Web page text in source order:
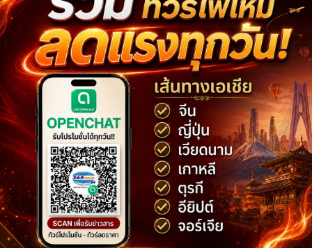
สายการบิน
ตั้งแต่วันที่
ถึงวันที่
เฉพาะเดือน
เฉพาะเทศกาล